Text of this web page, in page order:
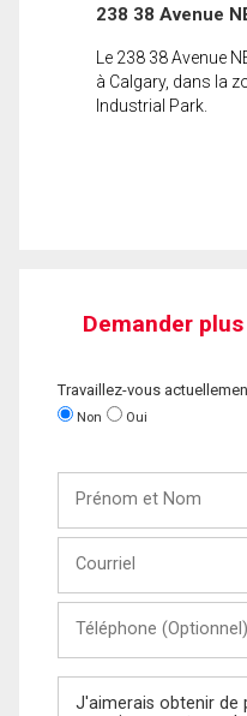
238 38 Avenue
Le 238 38 Avenue
à Calgary, dans la
Industrial Park.
Demander
Travaillez-vous
Non Oui
Nom
(Optionnel)
Message